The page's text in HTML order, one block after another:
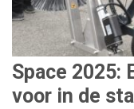
Space 2025:
voor in de stal